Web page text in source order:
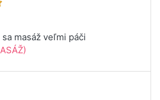
masáž veľmi páči